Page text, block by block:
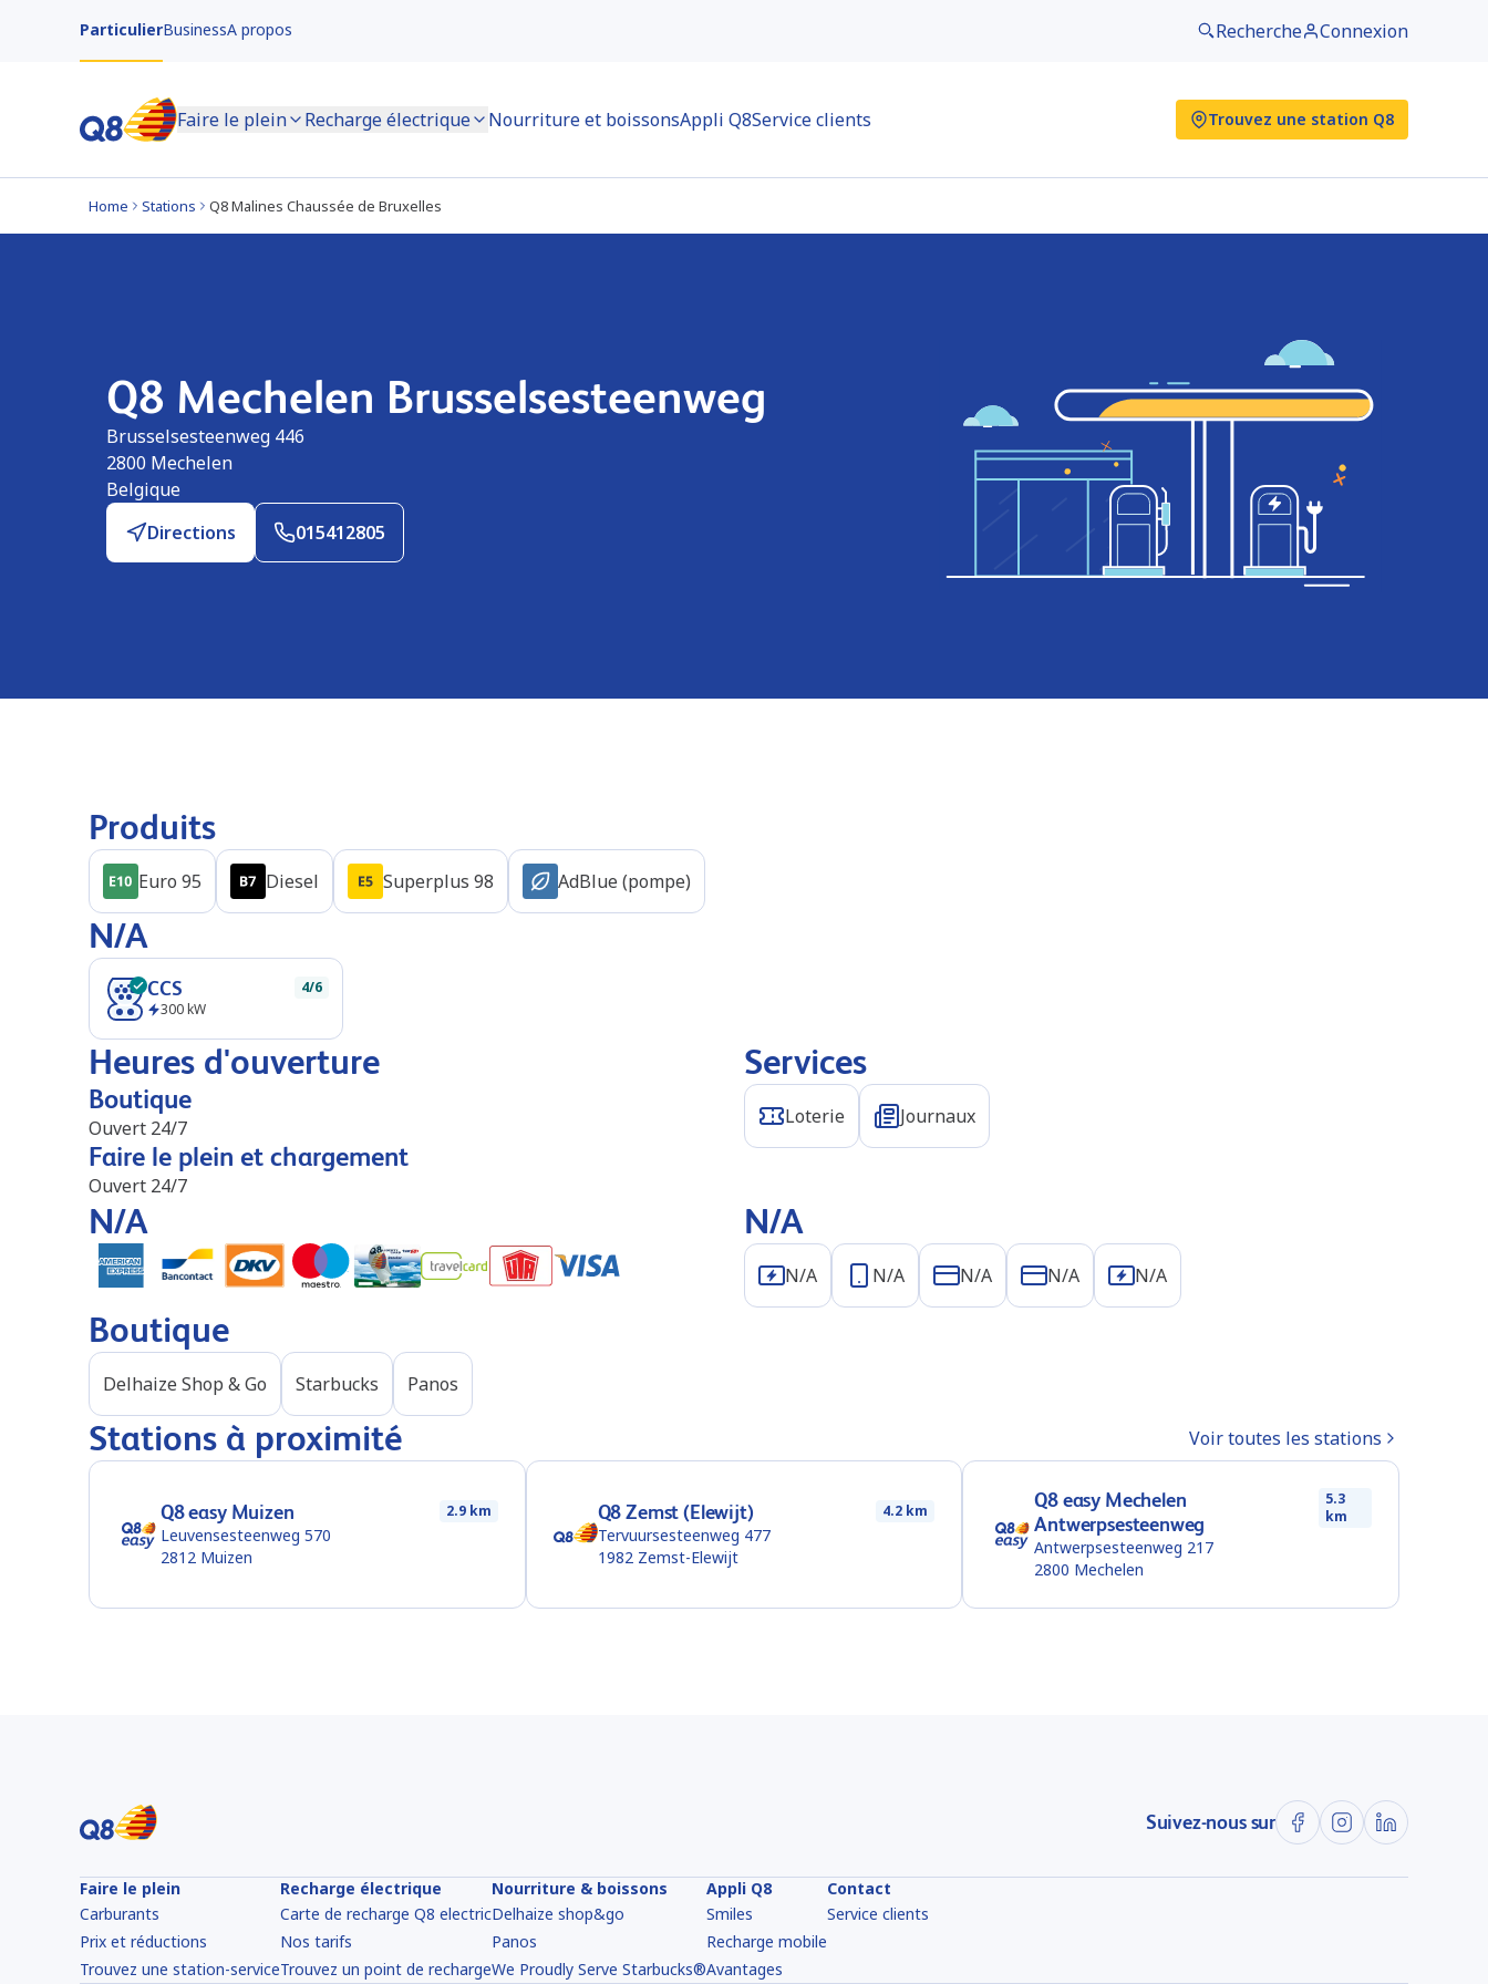
ParticulierBusinessA propos Recherche Connexion
Faire le plein Recharge électrique Nourriture et boissonsAppli Q8Service clients Trouvez une station Q8
Home Stations Q8 Malines Chaussée de Bruxelles
Q8 Mechelen Brusselsesteenweg
Brusselsesteenweg 446
2800 Mechelen
Belgique
Directions
015412805
Produits
Euro 95 Diesel Superplus 98 AdBlue (pompe)
N/A
CCS
300kW
4/6
Heures d'ouverture
Boutique
Ouvert 24/7
Faire le plein et chargement
Ouvert 24/7
Services
Loterie Journaux
N/A N/A
N/A N/A N/A N/A N/A
Boutique
Delhaize Shop & Go Starbucks Panos
Stations à proximité Voir toutes les stations
Q8 easy Muizen 2.9 km
Leuvensesteenweg 570
2812 Muizen
Q8 Zemst (Elewijt) 4.2 km
Tervuursesteenweg 477
1982 Zemst-Elewijt
Q8 easy Mechelen
Antwerpsesteenweg
5.3
km
Antwerpsesteenweg 217
2800 Mechelen
Suivez-nous sur
Faire le plein
Carburants
Prix et réductions
Trouvez une station-service
Recharge électrique
Carte de recharge Q8 electric
Nos tarifs
Trouvez un point de recharge
Nourriture & boissons
Delhaize shop&go
Panos
We Proudly Serve Starbucks®
Appli Q8
Smiles
Recharge mobile
Avantages
Contact
Service clients